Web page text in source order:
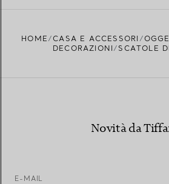
HOME CASA E ACCESSORI
DECORAZIONI
SCATOLE
Novità da
E-MAIL